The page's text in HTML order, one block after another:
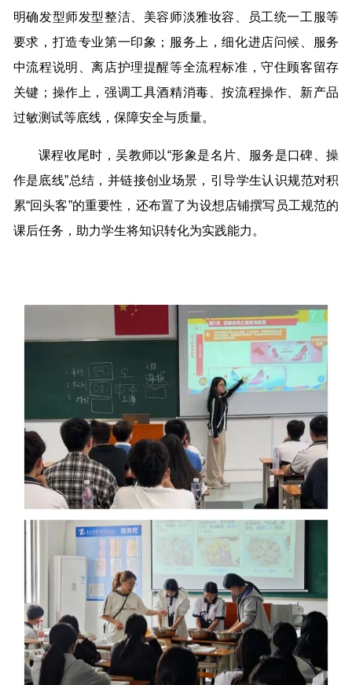
明确发型师发型整洁、美容师淡雅妆容、员工统一工服等
要求，打造专业第一印象；服务上，细化进店问候、服务
中流程说明、离店护理提醒等全流程标准，守住顾客留存
关键；操作上，强调工具酒精消毒、按流程操作、新产品
过敏测试等底线，保障安全与质量。
课程收尾时，吴教师以“形象是名片、服务是口碑、操
作是底线”总结，并链接创业场景，引导学生认识规范对积
累“回头客”的重要性，还布置了为设想店铺撰写员工规范的
课后任务，助力学生将知识转化为实践能力。